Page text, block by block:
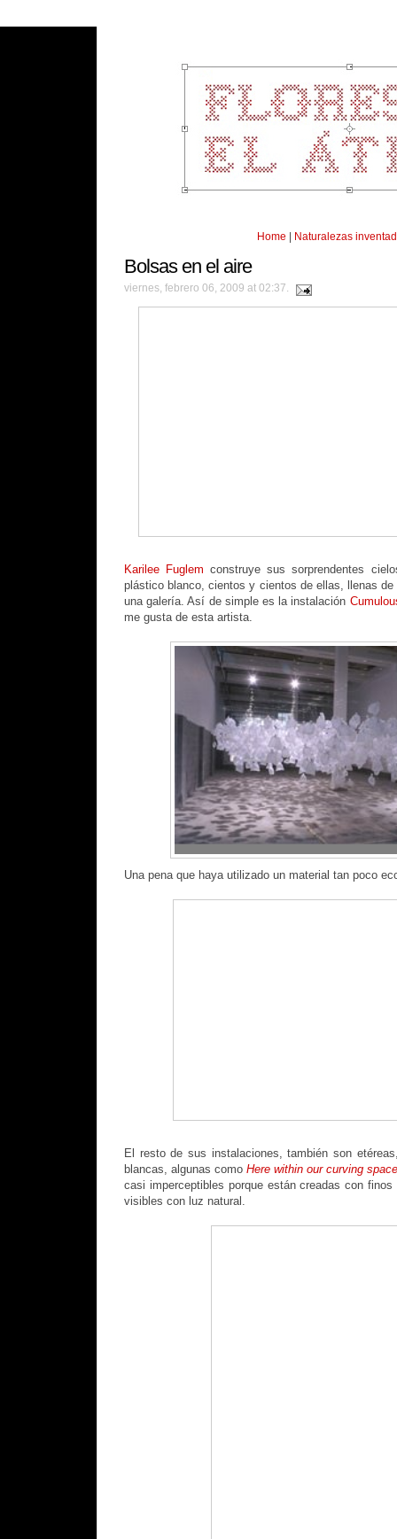
Home | Naturalezas
Bolsas en el aire
viernes, febrero 06, 2009 at 02:37.
Karilee Fuglem construye sus sorprendentes
plástico blanco, cientos y cientos de ellas, llenas
una galería. Así de simple es la instalación
me gusta de esta artista.
Una pena que haya utilizado un material tan poco
El resto de sus instalaciones, también son
blancas, algunas como Here within our curving
casi imperceptibles porque están creadas con
visibles con luz natural.